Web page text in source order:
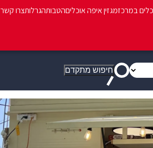
במרכזמגזין איפה אוכליםהטבותהגרלותצרו קשר
חיפוש מתקדם